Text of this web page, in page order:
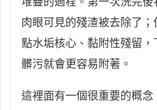
肉眼可見的殘渣被去除了
點水垢核心、黏附性殘留
髒污就會更容易附著。
這裡面有一個很重要的概念